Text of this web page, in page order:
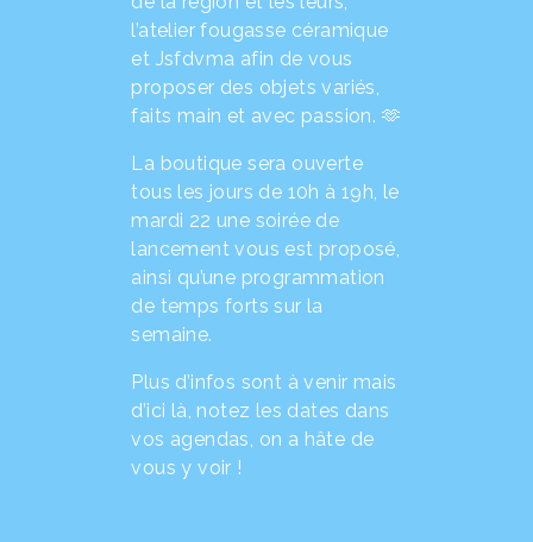
l’atelier fougasse céramique
et Jsfdvma afin de vous
proposer des objets variés,
faits main et avec passion. 🫶
La boutique sera ouverte
tous les jours de 10h à 19h, le
mardi 22 une soirée de
lancement vous est proposé,
ainsi qu’une programmation
de temps forts sur la
semaine.
Plus d’infos sont à venir mais
d’ici là, notez les dates dans
vos agendas, on a hâte de
vous y voir !